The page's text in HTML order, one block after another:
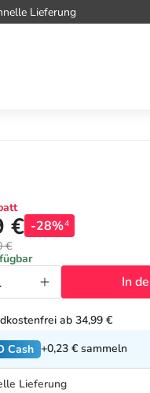
Lieferung
€ -28%4
€
In
ab 34,99 €
Cash +0,23 € sammeln
Lieferung